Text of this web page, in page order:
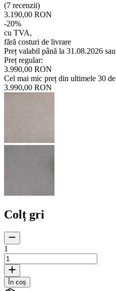
(7 recenzii)
3.190,00 RON
-20%
cu TVA,
fără costuri de livrare
Preț valabil până la 31.08.2026
Preț regular:
3.990,00 RON
Cel mai mic preț din ultimele 30
3.990,00 RON
Colț gri
1
În coș